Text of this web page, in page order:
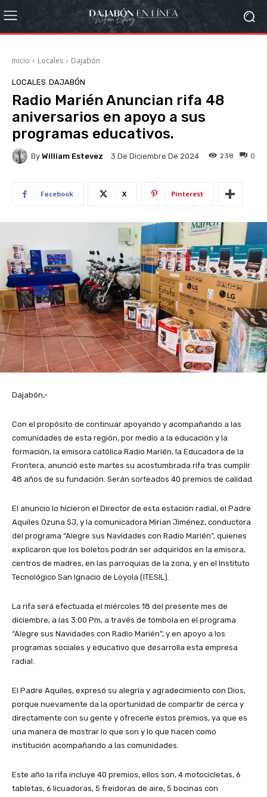
Inicio Locales Dajabón
LOCALES DAJABÓN
Radio Marién Anuncian rifa 48
aniversarios en apoyo a sus
programas educativos.
By William Estevez 3 De Diciembre De 2024 0
238
Facebook X Pinterest
Dajabón,-
Con el propósito de continuar apoyando y acompañando a las
comunidades de esta región, por medio a la educación y la
formación, la emisora católica Radio Marién, la Educadora de la
Frontera, anunció este martes su acostumbrada rifa tras cumplir
48 años de su fundación. Serán sorteados 40 premios de calidad.
El anuncio lo hicieron el Director de esta estación radial, el Padre
Aquiles Ozuna SJ, y la comunicadora Mirian Jiménez, conductora
del programa “Alegre sus Navidades con Radio Marién”, quienes
explicaron que los boletos podrán ser adquiridos en la emisora,
centros de madres, en las parroquias de la zona, y en el Instituto
Tecnológico San Ignacio de Loyola (ITESIL).
La rifa será efectuada el miércoles 18 del presente mes de
diciembre, a las 3:00 Pm, a través de tómbola en el programa
“Alegre sus Navidades con Radio Marién”, y en apoyo a los
programas sociales y educativo que desarrolla esta empresa
radial.
El Padre Aquiles, expresó su alegría y agradecimiento con Dios,
porque nuevamente da la oportunidad de compartir de cerca y
directamente con su gente y ofrecerle estos premios, ya que es
una manera de mostrar lo que son y lo que hacen como
institución acompañando a las comunidades.
Este año la rifa incluye 40 premios, ellos son, 4 motocicletas, 6
tabletas, 6 licuadoras, 5 freidoras de aire, 5 bocinas con